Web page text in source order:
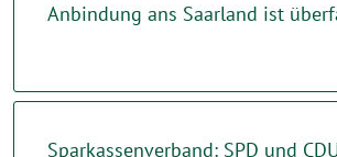
Anbindung ans Saarland ist
Sparkassenverband: SPD und